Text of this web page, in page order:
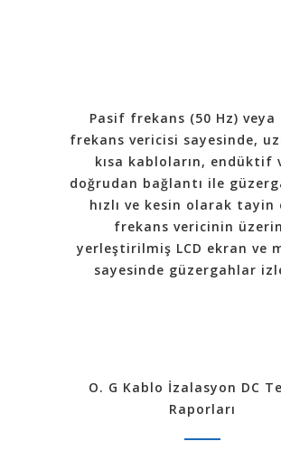
Pasif frekans (50 Hz)
frekans vericisi sayesinde,
kısa kabloların, endüktif
doğrudan bağlantı ile
hızlı ve kesin olarak tayin
frekans vericinin
yerleştirilmiş LCD ekran ve
sayesinde güzergahlar
O. G Kablo İzalasyon DC
Raporları